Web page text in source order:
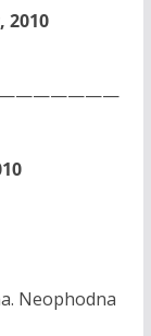
2010
Neophodna